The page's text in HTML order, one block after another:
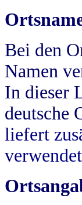
Bei den
Namen
In dieser
deutsche
liefert